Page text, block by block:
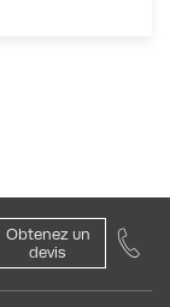
Obtenez un
devis